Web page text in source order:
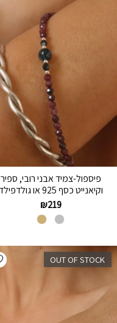
פיספול-צמיד אבני רובי, ספיר
וקיאנייט כסף 925 או גולדפילד
₪219
OUT OF STOCK